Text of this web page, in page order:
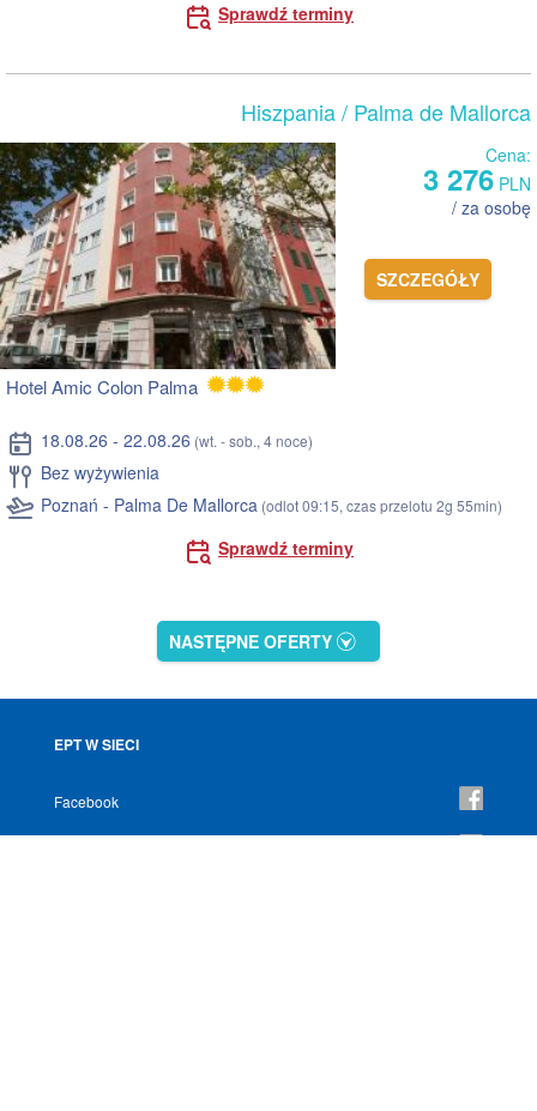
Sprawdź terminy
Hiszpania/ Palma de Mallorca
Cena:
3 276 PLN
/ za osobę
SZCZEGÓŁY
Hotel Amic Colon Palma
18.08.26 - 22.08.26 (wt. - sob., 4 noce)
Bez wyżywienia
Poznań - Palma De Mallorca (odlot 09:15, czas przelotu 2g 55min)
Sprawdź terminy
NASTĘPNE OFERTY
EPT W SIECI
Facebook